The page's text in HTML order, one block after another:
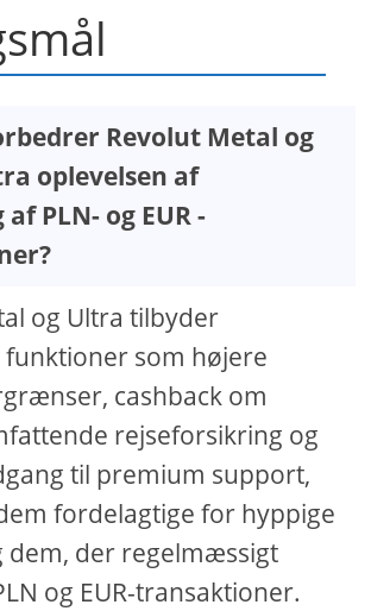
Revolut Metal og
oplevelsen af
PLN- og EUR -
og Ultra tilbyder
som højere
cashback om
rejseforsikring og
til premium support,
fordelagtige for hyppige
dem, der regelmæssigt
og EUR-transaktioner.